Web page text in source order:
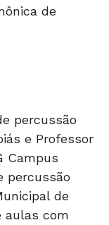
de
percussão
e Professor
Campus
percussão
de
aulas com